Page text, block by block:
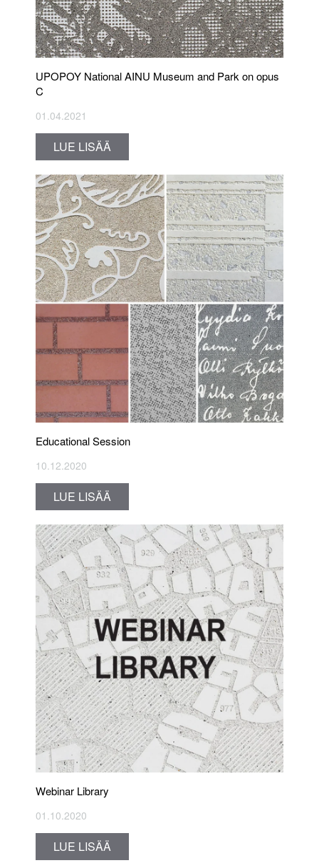
UPOPOY National AINU Museum and Park on opus
C
01.04.2021
LUE LISÄÄ
Educational Session
10.12.2020
LUE LISÄÄ
Webinar Library
01.10.2020
LUE LISÄÄ